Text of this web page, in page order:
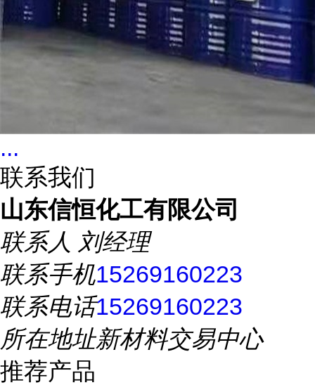
...
联系我们
山东信恒化工有限公司
联系人 刘经理
联系手机15269160223
联系电话15269160223
所在地址新材料交易中心
推荐产品